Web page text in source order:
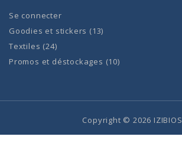
Se connecter
Goodies et stickers
13
Textiles 24
Promos et déstockages
10
Copyright © 2026 IZIBIOS